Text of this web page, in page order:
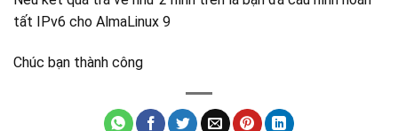
tất IPv6 cho AlmaLinux 9
Chúc bạn thành công